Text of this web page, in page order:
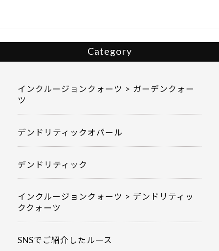
Category
インクルージョンクォーツ > ガーデンクォー
ツ
デンドリティックオパール
デンドリティック
インクルージョンクォーツ > デンドリティッ
ククォーツ
SNSでご紹介したルース